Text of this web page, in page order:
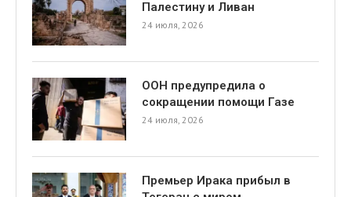
Палестину и Ливан
24 июля, 2026
ООН предупредила о
сокращении помощи Газе
24 июля, 2026
Премьер Ирака прибыл в